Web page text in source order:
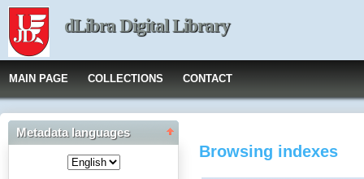
dLibra Digital Library
MAIN PAGE COLLECTIONS CONTACT
Metadata languages
Browsing indexes